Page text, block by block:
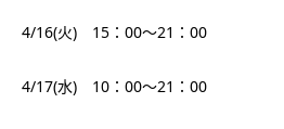
4/16(火) 15：00～21：00
4/17(水) 10：00～21：00